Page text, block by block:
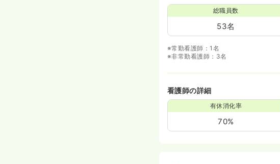
総職員数
53名
※常勤看護師：1名
※非常勤看護師：3名
看護師の詳細
有休消化率
70%